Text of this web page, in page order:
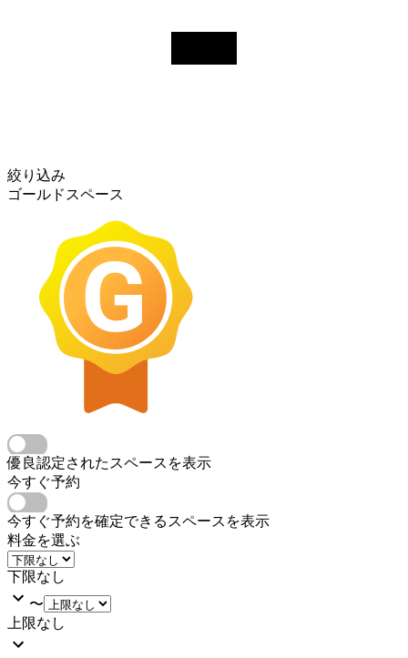
絞り込み
ゴールドスペース
優良認定されたスペースを表示
今すぐ予約
今すぐ予約を確定できるスペースを表示
料金を選ぶ
下限なし
〜
上限なし